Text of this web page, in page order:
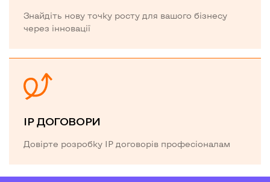
Знайдіть нову точку росту для вашого бізнесу
через інновації
IP ДОГОВОРИ
Довірте розробку IP договорів професіоналам